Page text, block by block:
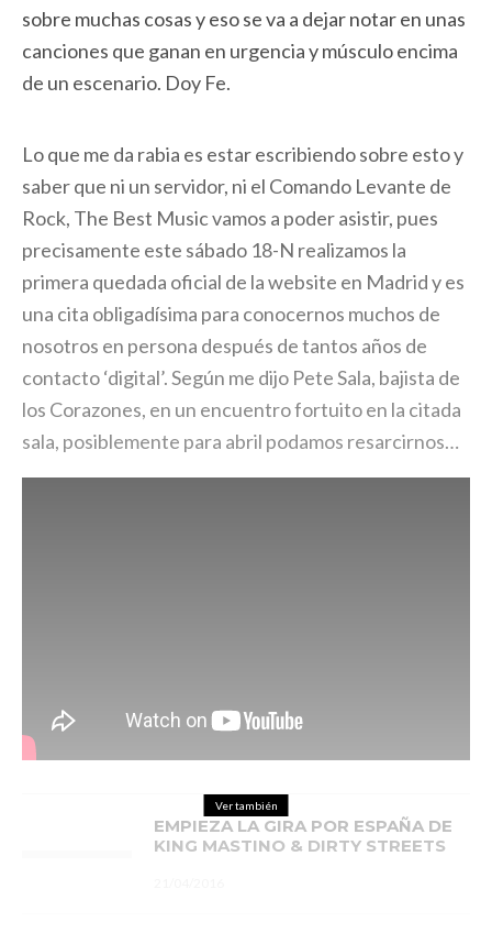
sobre muchas cosas y eso se va a dejar notar en unas
canciones que ganan en urgencia y músculo encima
de un escenario. Doy Fe.
Lo que me da rabia es estar escribiendo sobre esto y
saber que ni un servidor, ni el Comando Levante de
Rock, The Best Music vamos a poder asistir, pues
precisamente este sábado 18-N realizamos la
primera quedada oficial de la website en Madrid y es
una cita obligadísima para conocernos muchos de
nosotros en persona después de tantos años de
contacto ‘digital’. Según me dijo Pete Sala, bajista de
los Corazones, en un encuentro fortuito en la citada
sala, posiblemente para abril podamos resarcirnos…
Ver también
EMPIEZA LA GIRA POR ESPAÑA DE
KING MASTINO & DIRTY STREETS